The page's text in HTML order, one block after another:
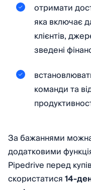
отримати
яка включає
клієнтів,
зведені
команди та
За бажаннями
додатковими
Pipedrive перед
скористатися14-